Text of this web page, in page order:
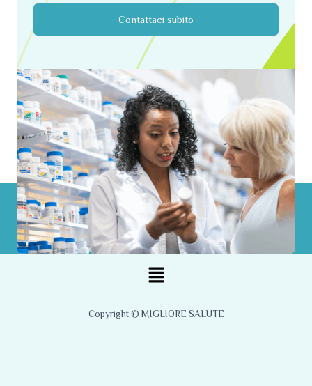
Contattaci subito
Menu
Copyright © MIGLIORE SALUTE